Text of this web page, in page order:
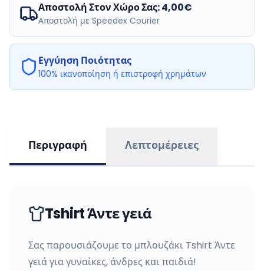
Αποστολή Στον Χώρο Σας:4,00€
Αποστολή με Speedex Courier
Εγγύηση Ποιότητας
100% ικανοποίηση ή επιστροφή χρημάτων
Περιγραφή Λεπτομέρειες
Tshirt Άντε γειά
Σας παρουσιάζουμε το μπλουζάκι Tshirt Άντε
γειά για γυναίκες, άνδρες και παιδιά!